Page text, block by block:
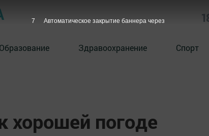
Образование Здравоохранение Спорт
хорошей погоде
6 Автоматическое закрытие баннера через